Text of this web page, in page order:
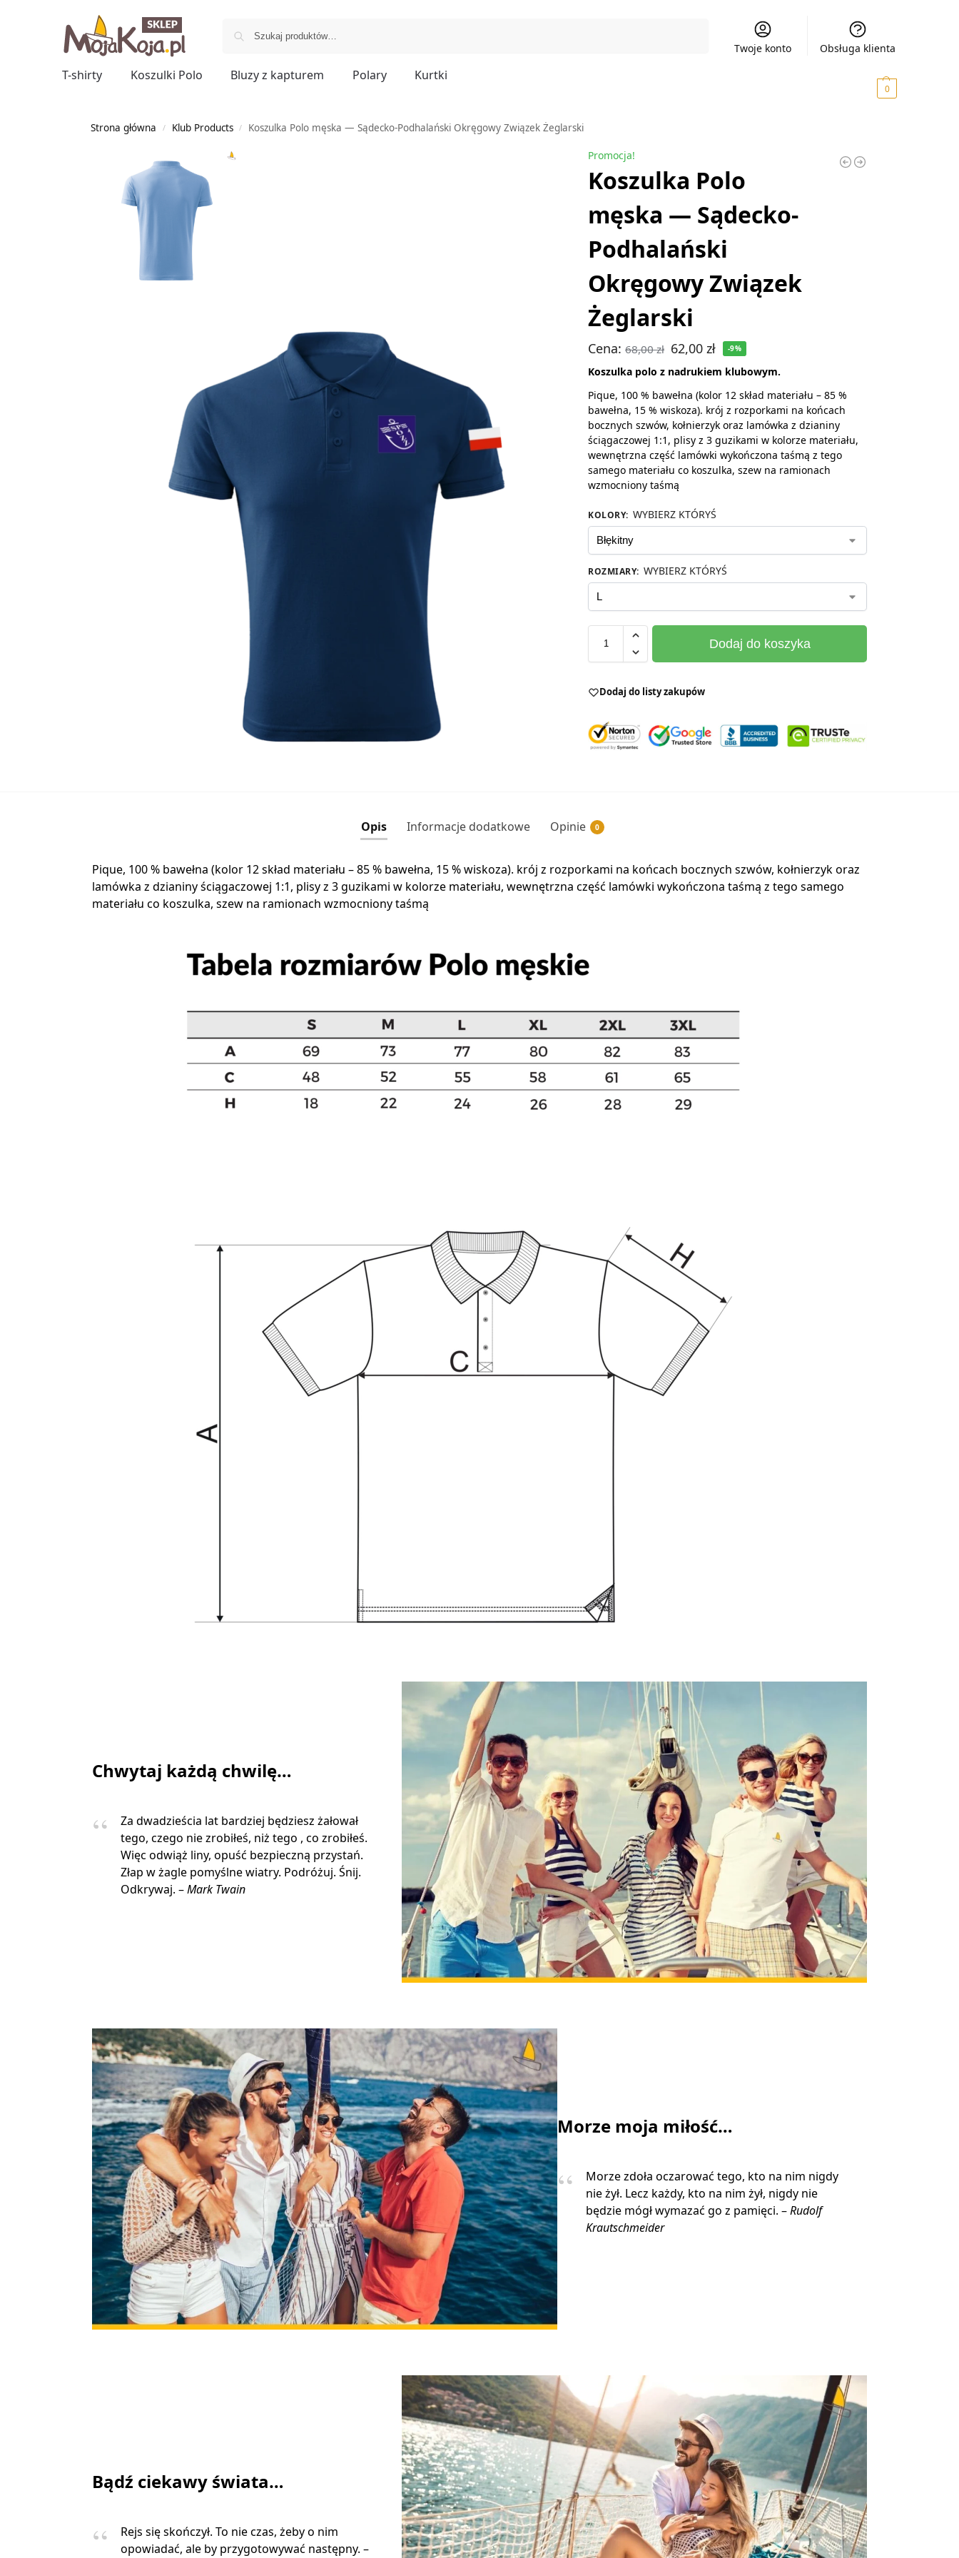
Twoje konto Obsługa klienta
T-shirty Koszulki Polo Bluzy z kapturem Polary
Kurtki
0
Strona główna / Klub Products / Koszulka Polo męska — Sądecko-Podhalański Okręgowy Związek Żeglarski
Promocja!
Koszulka Polo
męska — Sądecko-
Podhalański
Okręgowy Związek
Żeglarski
Cena:68,00zł 62,00 zł -9%
Koszulka polo z nadrukiem klubowym.
Pique, 100 % bawełna (kolor 12 skład materiału – 85 %
bawełna, 15 % wiskoza). krój z rozporkami na końcach
bocznych szwów, kołnierzyk oraz lamówka z dzianiny
ściągaczowej 1:1, plisy z 3 guzikami w kolorze materiału,
wewnętrzna część lamówki wykończona taśmą z tego
samego materiału co koszulka, szew na ramionach
wzmocniony taśmą
KOLORY: WYBIERZ KTÓRYŚ
ROZMIARY: WYBIERZ KTÓRYŚ
Dodaj do koszyka
Dodaj do listy zakupów
Opis Informacje dodatkowe Opinie 0
Pique, 100 % bawełna (kolor 12 skład materiału – 85 % bawełna, 15 % wiskoza). krój z rozporkami na końcach bocznych szwów, kołnierzyk oraz
lamówka z dzianiny ściągaczowej 1:1, plisy z 3 guzikami w kolorze materiału, wewnętrzna część lamówki wykończona taśmą z tego samego
materiału co koszulka, szew na ramionach wzmocniony taśmą
Chwytaj każdą chwilę…
Za dwadzieścia lat bardziej będziesz żałował
tego, czego nie zrobiłeś, niż tego , co zrobiłeś.
Więc odwiąż liny, opuść bezpieczną przystań.
Złap w żagle pomyślne wiatry. Podróżuj. Śnij.
Odkrywaj. –Mark Twain
Morze moja miłość…
Morze zdoła oczarować tego, kto na nim nigdy
nie żył. Lecz każdy, kto na nim żył, nigdy nie
będzie mógł wymazać go z pamięci. –Rudolf
Krautschmeider
Bądź ciekawy świata…
Rejs się skończył. To nie czas, żeby o nim
opowiadać, ale by przygotowywać następny. –